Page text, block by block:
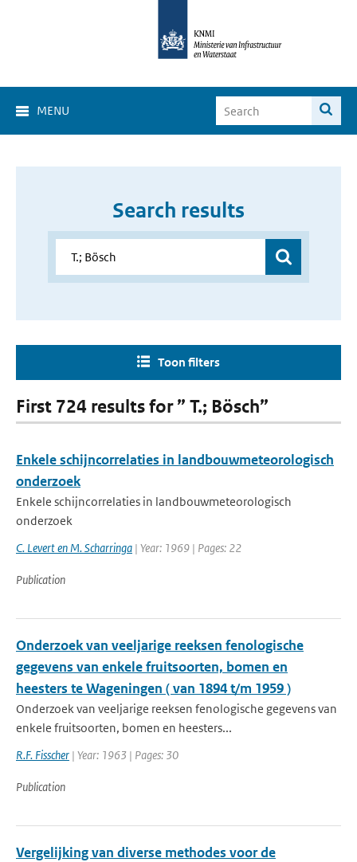
MENU
Search results
Toon filters
First 724 results for ” T.; Bösch”
Enkele schijncorrelaties in landbouwmeteorologisch
onderzoek
Enkele schijncorrelaties in landbouwmeteorologisch
onderzoek
C. Levert en M. Scharringa | Year: 1969 | Pages: 22
Publication
Onderzoek van veeljarige reeksen fenologische
gegevens van enkele fruitsoorten, bomen en
heesters te Wageningen ( van 1894 t/m 1959 )
Onderzoek van veeljarige reeksen fenologische gegevens van
enkele fruitsoorten, bomen en heesters...
R.F. Fisscher | Year: 1963 | Pages: 30
Publication
Vergelijking van diverse methodes voor de